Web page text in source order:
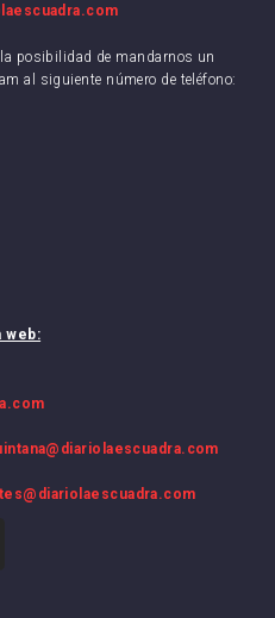
posibilidad de mandarnos un
al siguiente número de teléfono:
web: